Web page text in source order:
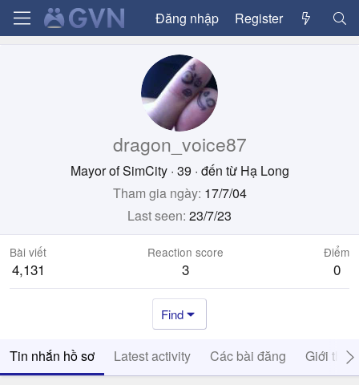
Đăng nhập Register
dragon_voice87
Mayor of SimCity · 39 · đến từ Hạ Long
Tham gia ngày 17/7/04
Last seen 23/7/23
Bài viết
4,131
Reaction score
3
Điểm
0
Find
Tin nhắn hồ sơ Latest activity Các bài đăng Giới thiệu